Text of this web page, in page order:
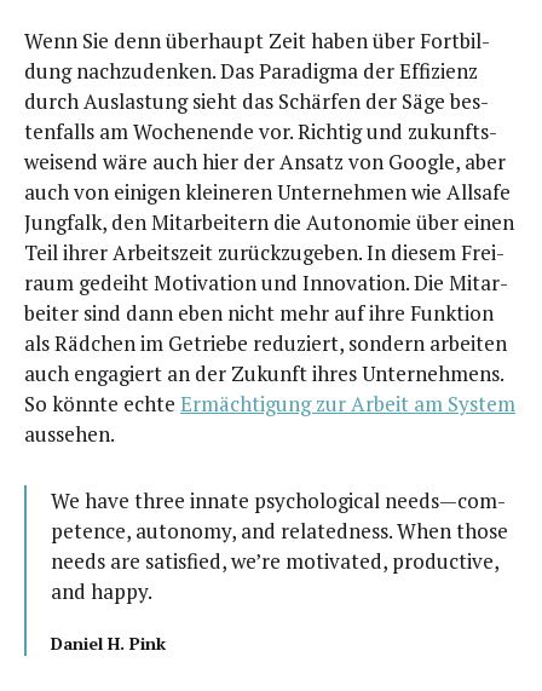
Wenn Sie denn über­haupt Zeit haben über Fort­bil­
dung nach­zu­den­ken. Das Para­dig­ma der Effi­zi­enz
durch Aus­las­tung sieht das Schär­fen der Säge bes­
ten­falls am Wochen­en­de vor. Rich­tig und zukunfts­
wei­send wäre auch hier der Ansatz von Goog­le, aber
auch von eini­gen klei­ne­ren Unter­neh­men wie All­safe
Jung­falk, den Mit­ar­bei­tern die Auto­no­mie über einen
Teil ihrer Arbeits­zeit zurück­zu­ge­ben. In die­sem Frei­
raum gedeiht Moti­va­ti­on und Inno­va­ti­on. Die Mit­ar­
bei­ter sind dann eben nicht mehr auf ihre Funk­ti­on
als Räd­chen im Getrie­be redu­ziert, son­dern arbei­ten
auch enga­giert an der Zukunft ihres Unter­neh­mens.
So könn­te ech­te Ermäch­ti­gung zur Arbeit am Sys­tem
aussehen.
We have three inna­te psy­cho­lo­gi­cal needs — com­
pe­tence, auto­no­my, and rela­ted­ness. When tho­se
needs are satis­fied, we’re moti­va­ted, pro­duc­ti­ve,
and happy.
Dani­el H. Pink